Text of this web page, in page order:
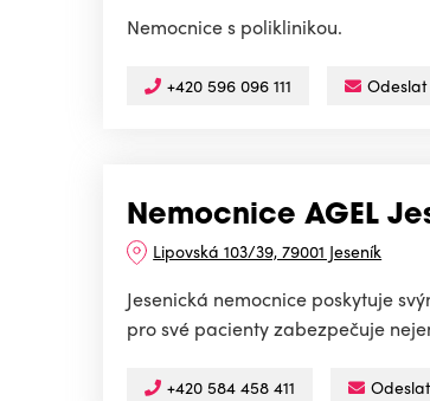
Nemocnice s poliklinikou.
+420 596 096 111
Nemocnice AGEL
Lipovská 103/39, 79001 Jeseník
Jesenická nemocnice poskytuje
pro své pacienty zabezpečuje
+420 584 458 411